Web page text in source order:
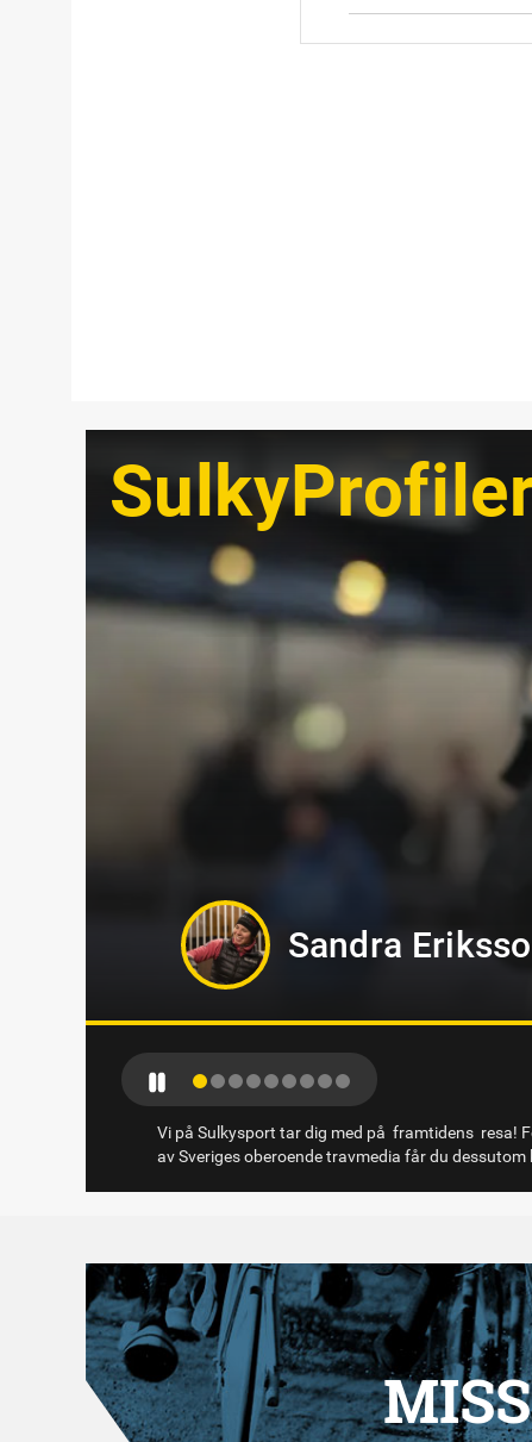
Hanna Forslin
Vi på Sulkysport tar dig med på framtidens resa!
av Sveriges oberoende travmedia får du